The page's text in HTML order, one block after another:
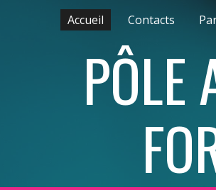
Accueil Contacts
PÔLE